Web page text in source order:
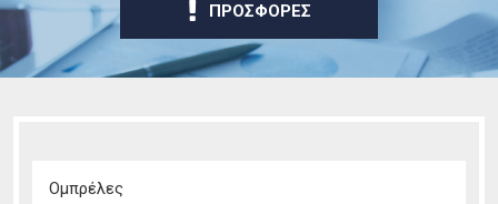
ΠΡΟΣΦΟΡΕΣ